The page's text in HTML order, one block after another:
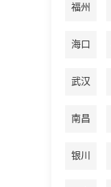
福州
海口
武汉
南昌
银川